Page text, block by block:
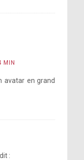
MIN
avatar en grand
dit :